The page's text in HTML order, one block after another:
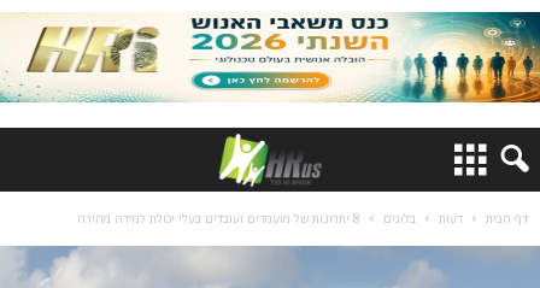
דף הבית דעות בלוגים 8 יתרונות של מועמדים ועובדים בעלי יכולת למידה מהירה